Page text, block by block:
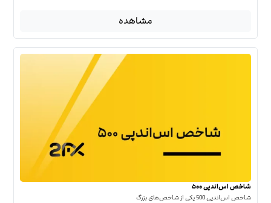
مشاهده
شاخص اس‌اندپی ۵۰۰
شاخص اس‌اند‌پی 500 یکی از شاخص‌های بزرگ